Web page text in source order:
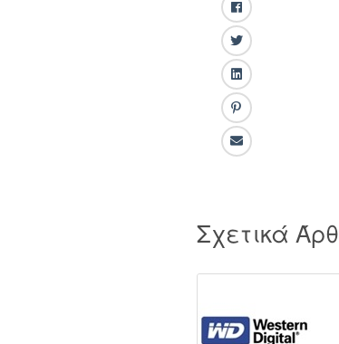
Facebook
Twitter
LinkedIn
Pinterest
Email
Σχετικά